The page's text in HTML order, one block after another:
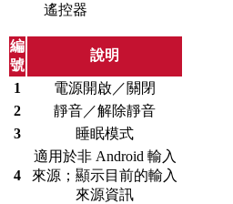
遙控器
編
號
說明
1
電源開啟／關閉
2
靜音／解除靜音
3
睡眠模式
4
適用於非 Android 輸入
來源；顯示目前的輸入
來源資訊